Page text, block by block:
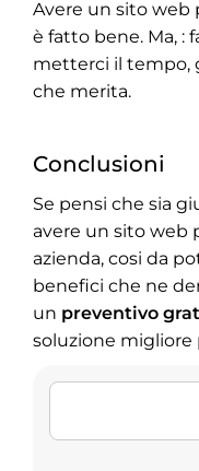
Avere un sito web
è fatto bene. Ma, :
metterci il tempo,
che merita.
Conclusioni
Se pensi che sia
avere un sito web
azienda, cosi da
benefici che ne
un preventivo
soluzione migliore